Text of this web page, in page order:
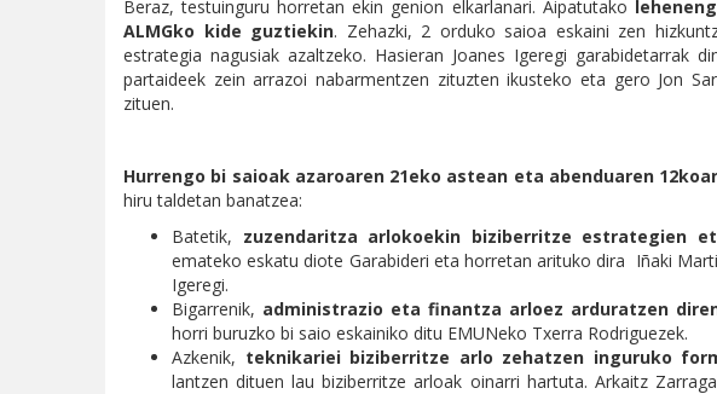
Beraz, testuinguru horretan ekin genion elkarlanari. Aipatutako
ALMGko kide guztiekin. Zehazki, 2 orduko saioa eskaini zen
estrategia nagusiak azaltzeko. Hasieran Joanes Igeregi garabidetarrak
partaideek zein arrazoi nabarmentzen zituzten ikusteko eta gero Jon
zituen.
Hurrengo bi saioak azaroaren 21eko astean eta abenduaren
hiru taldetan banatzea:
Batetik, zuzendaritza arlokoekin biziberritze estrategien
emateko eskatu diote Garabideri eta horretan arituko dira Iñaki
Igeregi.
Bigarrenik, administrazio eta finantza arloez arduratzen
horri buruzko bi saio eskainiko ditu EMUNeko Txerra Rodriguezek.
Azkenik, teknikariei biziberritze arlo zehatzen inguruko
lantzen dituen lau biziberritze arloak oinarri hartuta. Arkaitz